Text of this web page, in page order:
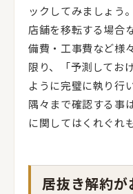
ックしてみましょう。
店舗を移転する場合
備費・工事費など様
限り、「予測してお
ように完璧に執り行
隅々まで確認する事
に関してはくれぐれ
居抜き解約が